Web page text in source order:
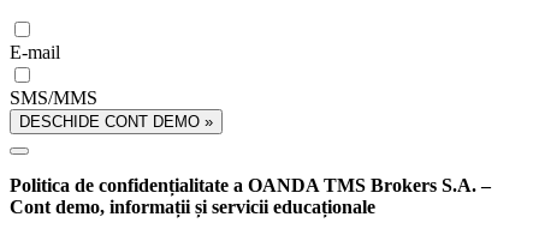
E-mail
SMS/MMS
DESCHIDE CONT DEMO »
Politica de confidențialitate a OANDA TMS Brokers S.A. –
Cont demo, informații și servicii educaționale